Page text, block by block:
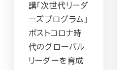
講「次世代リーダ
ーズプログラム」
ポストコロナ時
代のグローバル
リーダーを育成